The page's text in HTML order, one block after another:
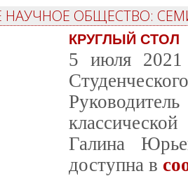
НАУЧНОЕ ОБЩЕСТВО:
КРУГЛЫЙ СТОЛ
5 июля 2021
Галина
доступна в